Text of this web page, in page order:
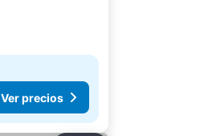
Ver precios